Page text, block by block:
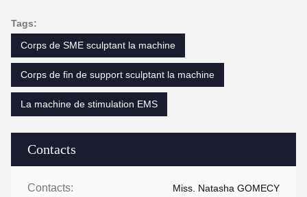
Contacts
Contacts: Miss. Natasha GOMECY
Tags:
Corps de SME sculptant la machine
Corps de fin de support sculptant la machine
La machine de stimulation EMS